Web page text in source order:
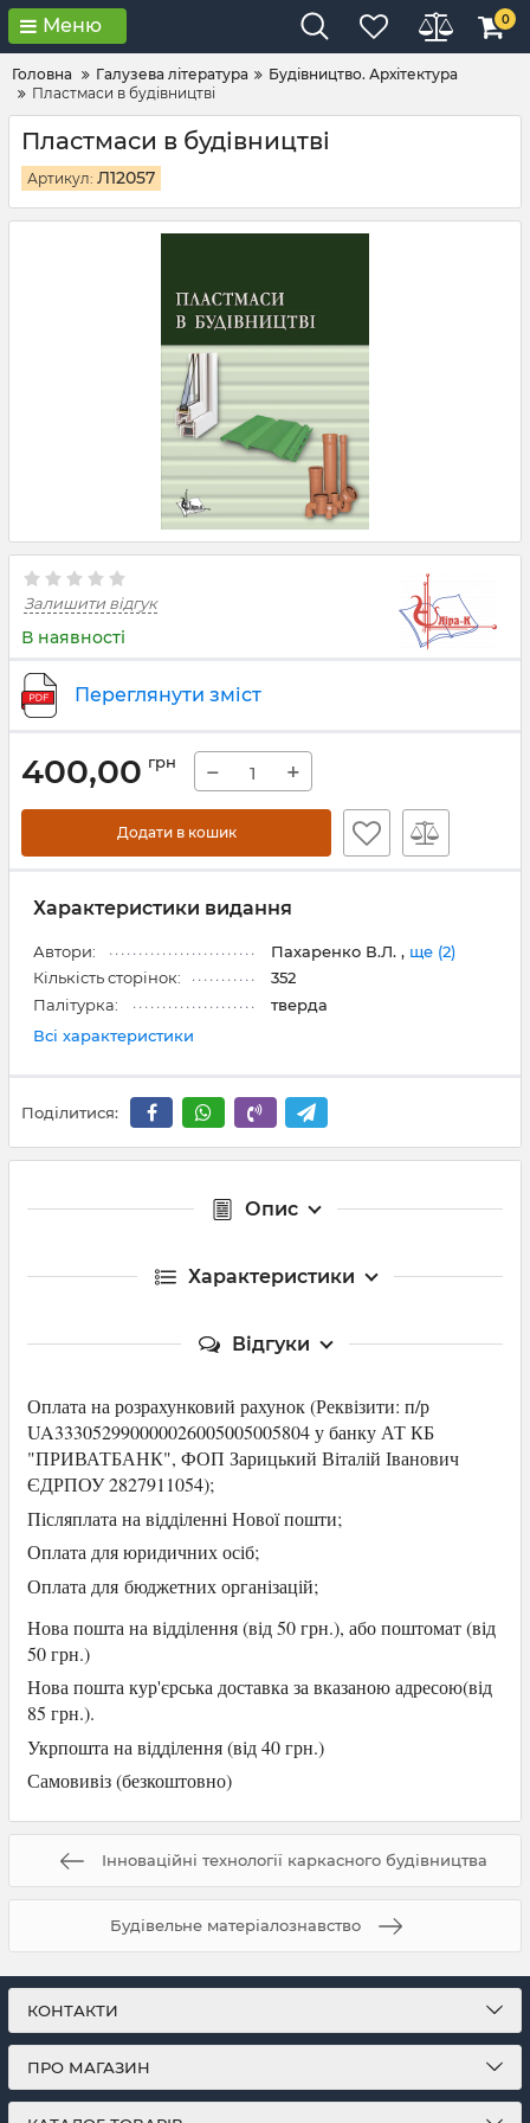
Меню 0
Головна Галузева література
Будівництво. Архітектура
Пластмаси в будівництві
Пластмаси в будівництві
Артикул: Л12057
Залишити відгук
В наявності
Переглянути зміст
400,00 грн − +
Додати в кошик
Характеристики видання
Автори: Пахаренко В.Л. , ще (2)
Кількість сторінок:
352
Палітурка:
тверда
Всі характеристики
Поділитися:
Опис
Характеристики
Відгуки
Оплата на розрахунковий рахунок (Реквізити: п/р
UA333052990000026005005005804 у банку АТ КБ
"ПРИВАТБАНК", ФОП Зарицький Віталій Іванович
ЄДРПОУ 2827911054);
Післяплата на відділенні Нової пошти;
Оплата для юридичних осіб;
Оплата для бюджетних організацій;
Нова пошта на відділення (від 50 грн.), абопоштомат (від
50 грн.)
Нова пошта кур'єрська доставка за вказаною адресою(від
85 грн.).
Укрпошта на відділення (від 40 грн.)
Самовивіз (безкоштовно)
Інноваційні технології каркасного будівництва
Будівельне матеріалознавство
КОНТАКТИ
ПРО МАГАЗИН